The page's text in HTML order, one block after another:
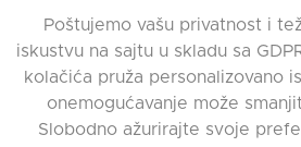
Napomene o izdanju
Poštujemo vašu privatnost i
iskustvu na sajtu u skladu sa
kolačića pruža personalizovano
onemogućavanje može
Slobodno ažurirajte svoje